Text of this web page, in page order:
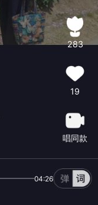
283
19
唱同款
04:26